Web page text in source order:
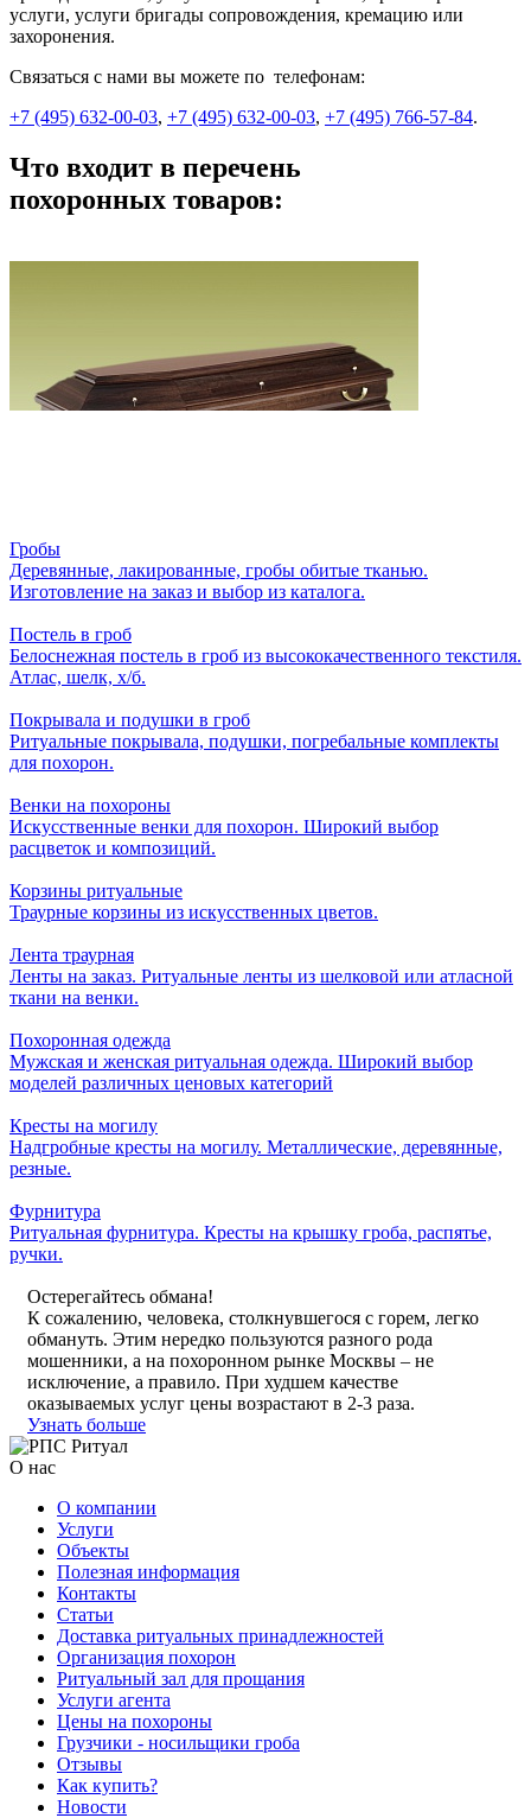
услуги, услуги бригады сопровождения, кремацию или
захоронения.
Связаться с нами вы можете по телефонам:
+7 (495) 632-00-03, +7 (495) 632-00-03, +7 (495) 766-57-84.
Что входит в перечень
похоронных товаров:
Гробы
Деревянные, лакированные, гробы обитые тканью.
Изготовление на заказ и выбор из каталога.
Постель в гроб
Белоснежная постель в гроб из высококачественного текстиля.
Атлас, шелк, х/б.
Покрывала и подушки в гроб
Ритуальные покрывала, подушки, погребальные комплекты
для похорон.
Венки на похороны
Искусственные венки для похорон. Широкий выбор
расцветок и композиций.
Корзины ритуальные
Траурные корзины из искусственных цветов.
Лента траурная
Ленты на заказ. Ритуальные ленты из шелковой или атласной
ткани на венки.
Похоронная одежда
Мужская и женская ритуальная одежда. Широкий выбор
моделей различных ценовых категорий
Кресты на могилу
Надгробные кресты на могилу. Металлические, деревянные,
резные.
Фурнитура
Ритуальная фурнитура. Кресты на крышку гроба, распятье,
ручки.
Остерегайтесь обмана!
К сожалению, человека, столкнувшегося с горем, легко
обмануть. Этим нередко пользуются разного рода
мошенники, а на похоронном рынке Москвы – не
исключение, а правило. При худшем качестве
оказываемых услуг цены возрастают в 2-3 раза.
Узнать больше
О нас
О компании
Услуги
Объекты
Полезная информация
Контакты
Статьи
Доставка ритуальных принадлежностей
Организация похорон
Ритуальный зал для прощания
Услуги агента
Цены на похороны
Грузчики - носильщики гроба
Отзывы
Как купить?
Новости